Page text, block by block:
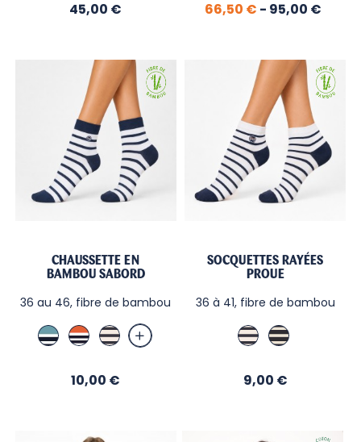
/
/
Prix
45,00 €
Prix
Prix
66,50 € - 95,00 €
CHAUSSETTE EN
BAMBOU SABORD
36 au 46, fibre de bambou
Brittany
Blue
Marine
Tuile
/
/
Écru/Marine
Prix
10,00 €
SOCQUETTES RAYÉES
PROUE
36 à 41, fibre de bambou
Écru/Marine
Marine/
Écru
Prix
9,00 €